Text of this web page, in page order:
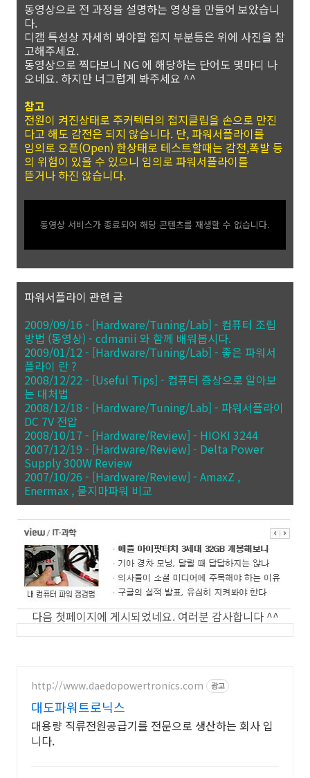
동영상으로 전 과정을 설명하는 영상을 만들어 보았습니
다.
디캠 특성상 자세히 봐야할 접지 부분등은 위에 사진을 참
고해주세요.
동영상으로 찍다보니 NG 에 해당하는 단어도 몇마디 나
오네요. 하지만 너그럽게 봐주세요 ^^
참고
전원이 켜진상태로 주커텍터의 접지클립을 손으로 만진
다고 해도 감전은 되지 않습니다. 단, 파워서플라이를
임의로 오픈(Open) 한상태로 테스트할때는 감전,폭발 등
의 위험이 있을 수 있으니 임의로 파워서플라이를
뜯거나 하진 않습니다.
동영상 서비스가 종료되어 해당 콘텐츠를 재생할 수 없습니다.
파워서플라이 관련 글
2009/09/16 - [Hardware/Tuning/Lab] - 컴퓨터 조립
방법 (동영상) - cdmanii 와 함께 배워봅시다.
2009/01/12 - [Hardware/Tuning/Lab] - 좋은 파워서
플라이 란 ?
2008/12/22 - [Useful Tips] - 컴퓨터 증상으로 알아보
는 대처법
2008/12/18 - [Hardware/Tuning/Lab] - 파워서플라이
DC 7V 전압
2008/10/17 - [Hardware/Review] - HIOKI 3244
2007/12/19 - [Hardware/Review] - Delta Power
Supply 300W Review
2007/10/26 - [Hardware/Review] - AmaxZ ,
Enermax , 묻지마파워 비교
다음 첫페이지에 게시되었네요. 여러분 감사합니다 ^^
http://www.daedopowertronics.com 광고
대도파워트로닉스
대용량 직류전원공급기를 전문으로 생산하는 회사 입
니다.